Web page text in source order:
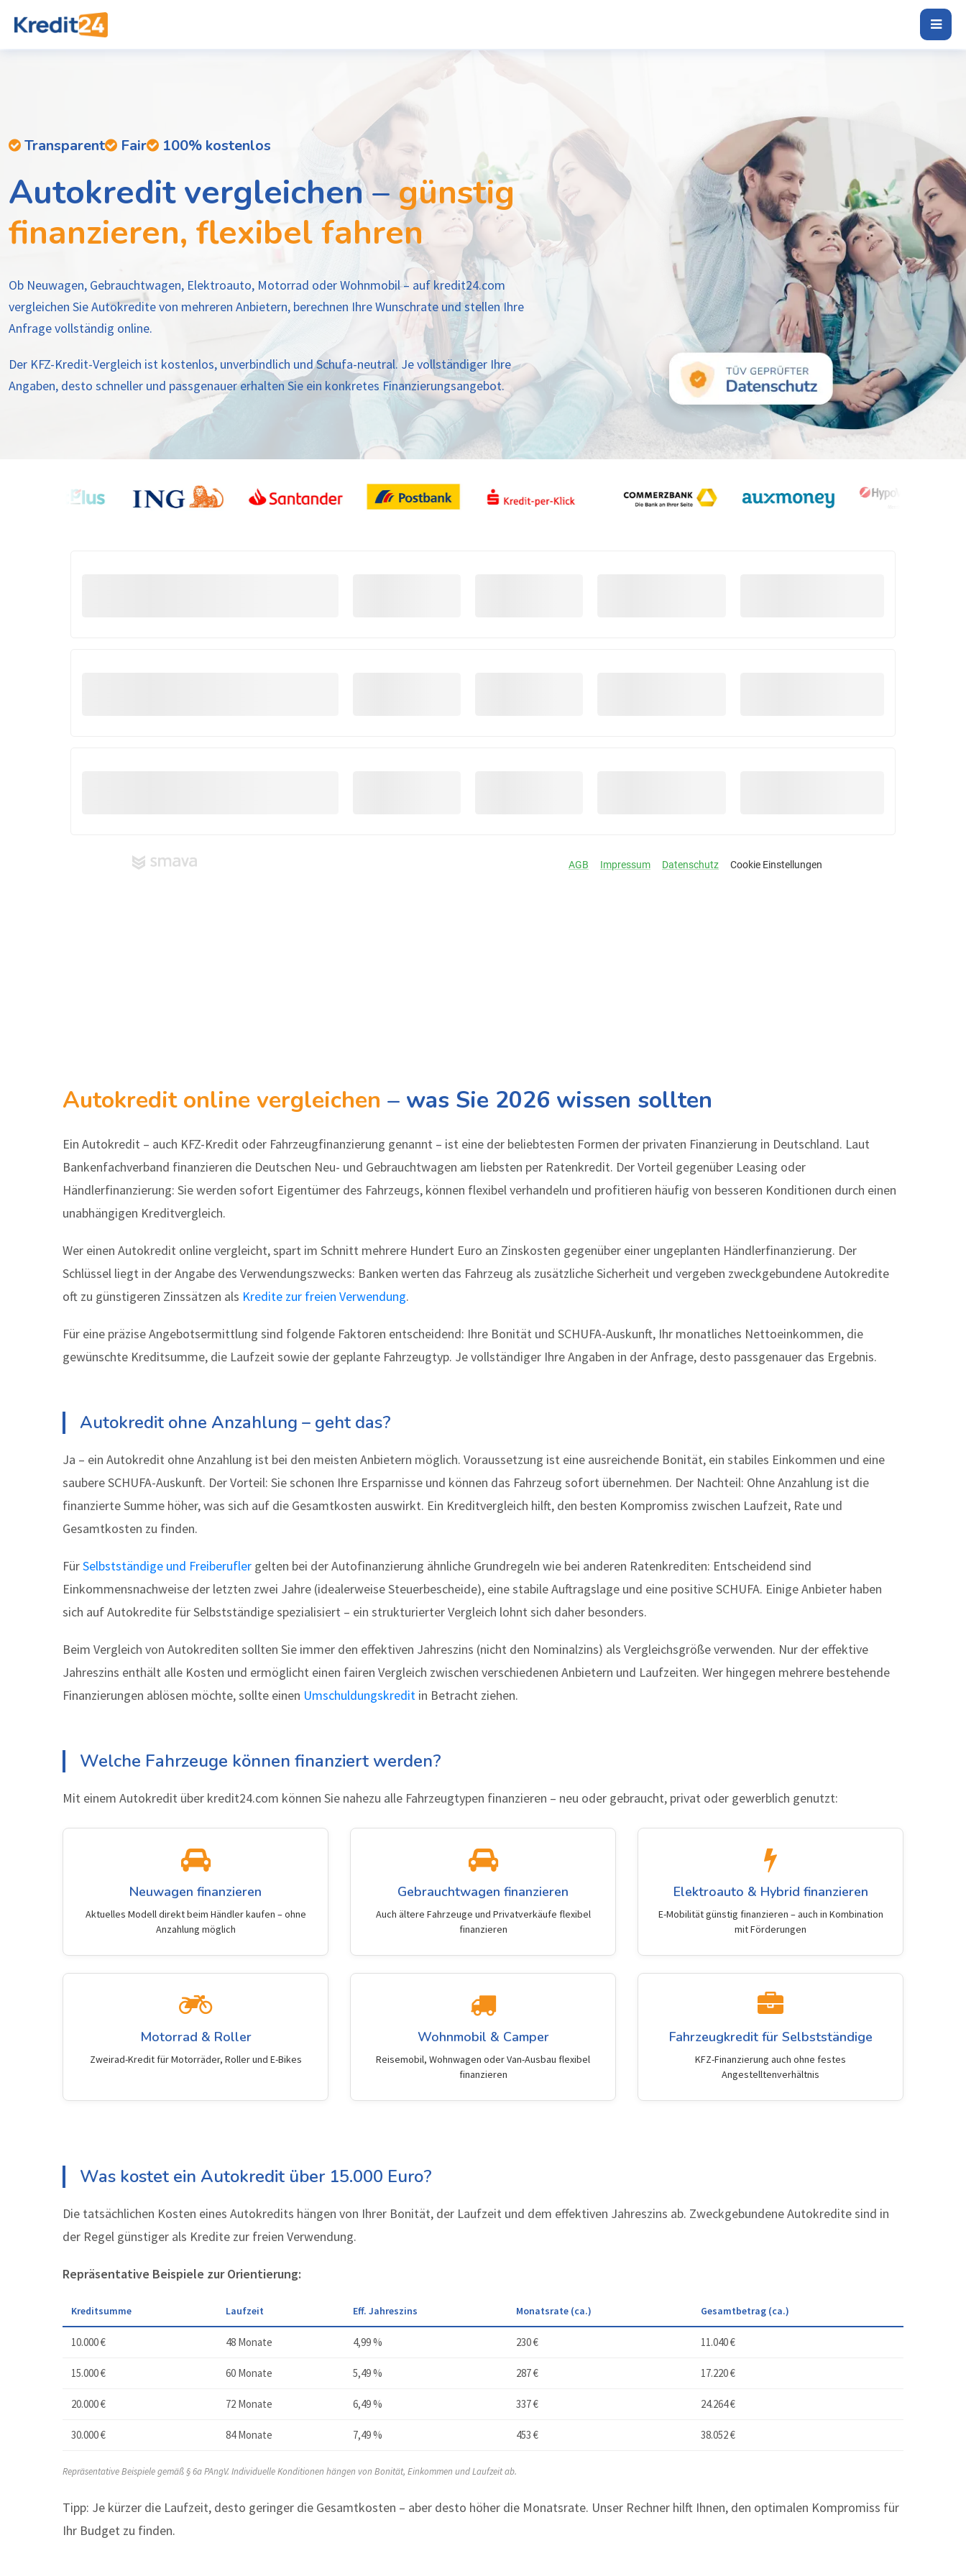
Transparent Fair 100% kostenlos
Autokredit vergleichen –günstig
finanzieren, flexibel fahren
Ob Neuwagen, Gebrauchtwagen, Elektroauto, Motorrad oder Wohnmobil – auf kredit24.com
vergleichen Sie Autokredite von mehreren Anbietern, berechnen Ihre Wunschrate und stellen Ihre
Anfrage vollständig online.
Der KFZ-Kredit-Vergleich ist kostenlos, unverbindlich und Schufa-neutral. Je vollständiger Ihre
Angaben, desto schneller und passgenauer erhalten Sie ein konkretes Finanzierungsangebot.
Autokredit online vergleichen – was Sie 2026 wissen sollten
Ein Autokredit – auch KFZ-Kredit oder Fahrzeugfinanzierung genannt – ist eine der beliebtesten Formen der privaten Finanzierung in Deutschland. Laut
Bankenfachverband finanzieren die Deutschen Neu- und Gebrauchtwagen am liebsten per Ratenkredit. Der Vorteil gegenüber Leasing oder
Händlerfinanzierung: Sie werden sofort Eigentümer des Fahrzeugs, können flexibel verhandeln und profitieren häufig von besseren Konditionen durch einen
unabhängigen Kreditvergleich.
Wer einen Autokredit online vergleicht, spart im Schnitt mehrere Hundert Euro an Zinskosten gegenüber einer ungeplanten Händlerfinanzierung. Der
Schlüssel liegt in der Angabe des Verwendungszwecks: Banken werten das Fahrzeug als zusätzliche Sicherheit und vergeben zweckgebundene Autokredite
oft zu günstigeren Zinssätzen als Kredite zur freien Verwendung.
Für eine präzise Angebotsermittlung sind folgende Faktoren entscheidend: Ihre Bonität und SCHUFA-Auskunft, Ihr monatliches Nettoeinkommen, die
gewünschte Kreditsumme, die Laufzeit sowie der geplante Fahrzeugtyp. Je vollständiger Ihre Angaben in der Anfrage, desto passgenauer das Ergebnis.
Autokredit ohne Anzahlung – geht das?
Ja – ein Autokredit ohne Anzahlung ist bei den meisten Anbietern möglich. Voraussetzung ist eine ausreichende Bonität, ein stabiles Einkommen und eine
saubere SCHUFA-Auskunft. Der Vorteil: Sie schonen Ihre Ersparnisse und können das Fahrzeug sofort übernehmen. Der Nachteil: Ohne Anzahlung ist die
finanzierte Summe höher, was sich auf die Gesamtkosten auswirkt. Ein Kreditvergleich hilft, den besten Kompromiss zwischen Laufzeit, Rate und
Gesamtkosten zu finden.
FürSelbstständige und Freiberufler gelten bei der Autofinanzierung ähnliche Grundregeln wie bei anderen Ratenkrediten: Entscheidend sind
Einkommensnachweise der letzten zwei Jahre (idealerweise Steuerbescheide), eine stabile Auftragslage und eine positive SCHUFA. Einige Anbieter haben
sich auf Autokredite für Selbstständige spezialisiert – ein strukturierter Vergleich lohnt sich daher besonders.
Beim Vergleich von Autokrediten sollten Sie immer den effektiven Jahreszins (nicht den Nominalzins) als Vergleichsgröße verwenden. Nur der effektive
Jahreszins enthält alle Kosten und ermöglicht einen fairen Vergleich zwischen verschiedenen Anbietern und Laufzeiten. Wer hingegen mehrere bestehende
Finanzierungen ablösen möchte, sollte einen Umschuldungskredit in Betracht ziehen.
Welche Fahrzeuge können finanziert werden?
Mit einem Autokredit über kredit24.com können Sie nahezu alle Fahrzeugtypen finanzieren – neu oder gebraucht, privat oder gewerblich genutzt:
Neuwagen finanzieren
Aktuelles Modell direkt beim Händler kaufen – ohne
Anzahlung möglich
Gebrauchtwagen finanzieren
Auch ältere Fahrzeuge und Privatverkäufe flexibel
finanzieren
Elektroauto & Hybrid finanzieren
E-Mobilität günstig finanzieren – auch in Kombination
mit Förderungen
Motorrad & Roller
Zweirad-Kredit für Motorräder, Roller und E-Bikes
Wohnmobil & Camper
Reisemobil, Wohnwagen oder Van-Ausbau flexibel
finanzieren
Fahrzeugkredit für Selbstständige
KFZ-Finanzierung auch ohne festes
Angestelltenverhältnis
Was kostet ein Autokredit über 15.000 Euro?
Die tatsächlichen Kosten eines Autokredits hängen von Ihrer Bonität, der Laufzeit und dem effektiven Jahreszins ab. Zweckgebundene Autokredite sind in
der Regel günstiger als Kredite zur freien Verwendung.
Repräsentative Beispiele zur Orientierung:
Kreditsumme Laufzeit Eff. Jahreszins Monatsrate (ca.) Gesamtbetrag (ca.)
10.000 € 48 Monate 4,99 % 230 € 11.040 €
15.000 € 60 Monate 5,49 % 287 € 17.220 €
20.000 € 72 Monate 6,49 % 337 € 24.264 €
30.000 € 84 Monate 7,49 % 453 € 38.052 €
Repräsentative Beispiele gemäß § 6a PAngV. Individuelle Konditionen hängen von Bonität, Einkommen und Laufzeit ab.
Tipp: Je kürzer die Laufzeit, desto geringer die Gesamtkosten – aber desto höher die Monatsrate. Unser Rechner hilft Ihnen, den optimalen Kompromiss für
Ihr Budget zu finden.